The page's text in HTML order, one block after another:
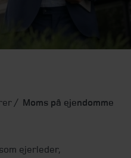
Moms på ejendomme
ejerleder,